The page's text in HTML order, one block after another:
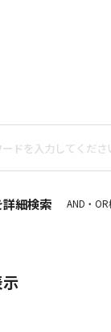
詳細検索 AND・